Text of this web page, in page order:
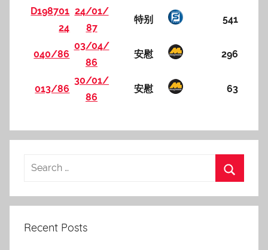
D198701
24
24/01/
87
特别 541
040/86
03/04/
86
安慰 296
013/86
30/01/
86
安慰 63
Recent Posts